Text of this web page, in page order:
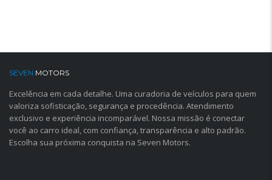
SEVEN MOTORS
Excelência em cada detalhe. Uma curadoria de veículos para quem
valoriza sofisticação, segurança e procedência. Atendimento
exclusivo e experiência incomparável. Nossa missão é conectar
você ao carro ideal, com confiança, transparência e alto padrão.
Escolha sua próxima conquista na Seven Motors.